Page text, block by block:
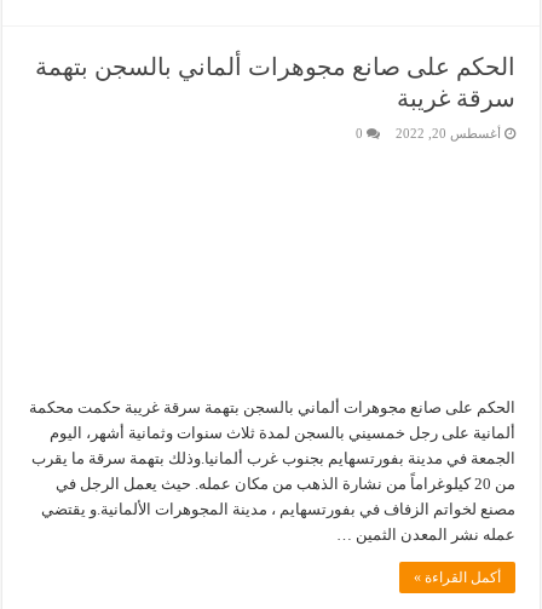
الحكم على صانع مجوهرات ألماني بالسجن بتهمة
سرقة غريبة
أغسطس 20, 2022 0
الحكم على صانع مجوهرات ألماني بالسجن بتهمة سرقة غريبة حكمت محكمة
ألمانية على رجل خمسيني بالسجن لمدة ثلاث سنوات وثمانية أشهر، اليوم
الجمعة في مدينة بفورتسهايم بجنوب غرب ألمانيا.وذلك بتهمة سرقة ما يقرب
من 20 كيلوغراماً من نشارة الذهب من مكان عمله. حيث يعمل الرجل في
مصنع لخواتم الزفاف في بفورتسهايم ، مدينة المجوهرات الألمانية.و يقتضي
عمله نشر المعدن الثمين …
أكمل القراءة »